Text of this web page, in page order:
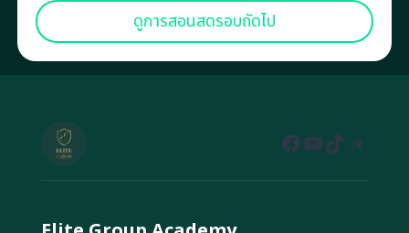
ดูการสอนสดรอบถัดไป
Facebook
YouTube
TikTok